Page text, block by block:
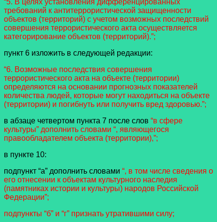
“5. В целях установления дифференцированных
требований к антитеррористической защищенности
объектов (территорий) с учетом возможных последствий
совершения террористического акта осуществляется
категорирование объектов (территорий).”;
пункт 6 изложить в следующей редакции:
“6. Возможные последствия совершения
террористического акта на объекте (территории)
определяются на основании прогнозных показателей
количества людей, которые могут находиться на объекте
(территории) и погибнуть или получить вред здоровью.”;
в абзаце четвертом пункта 7 после слов “в сфере
культуры” дополнить словами “, являющегося
правообладателем объекта (территории),”;
в пункте 10:
подпункт “а” дополнить словами “, в том числе сведения о
его отнесении к объектам культурного наследия
(памятниках истории и культуры) народов Российской
Федерации”;
подпункты “б” и “г” признать утратившими силу;